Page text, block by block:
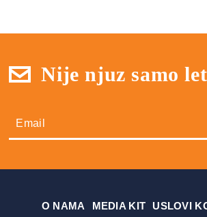
Nije njuz samo
О NAMA MEDIA KIT USLOVI